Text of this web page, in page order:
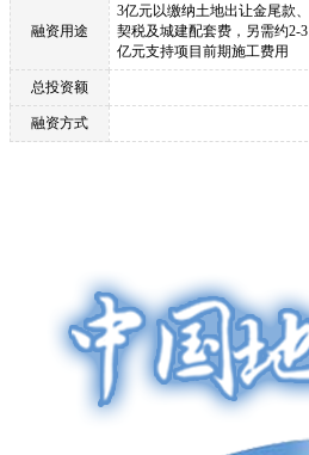
融资用途
3亿元以缴纳土地出让金尾款、
契税及城建配套费，另需约2-3
亿元支持项目前期施工费用
总投资额
融资方式